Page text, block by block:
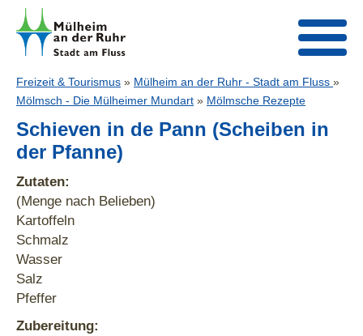
Freizeit & Tourismus » Mülheim an der Ruhr - Stadt am Fluss »
Mölmsch - Die Mülheimer Mundart » Mölmsche Rezepte
Schieven in de Pann (Scheiben in
der Pfanne)
Zutaten:
(Menge nach Belieben)
Kartoffeln
Schmalz
Wasser
Salz
Pfeffer
Zubereitung: